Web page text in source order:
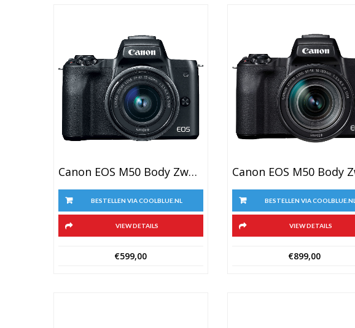
Canon EOS M50 Body Zwart + 15-45mm F/3.5-6.3 IS STM
BESTELLEN VIA COOLBLUE.NL
VIEW DETAILS
€599,00
BESTELLEN VIA COOLBLUE.NL
VIEW DETAILS
€899,00